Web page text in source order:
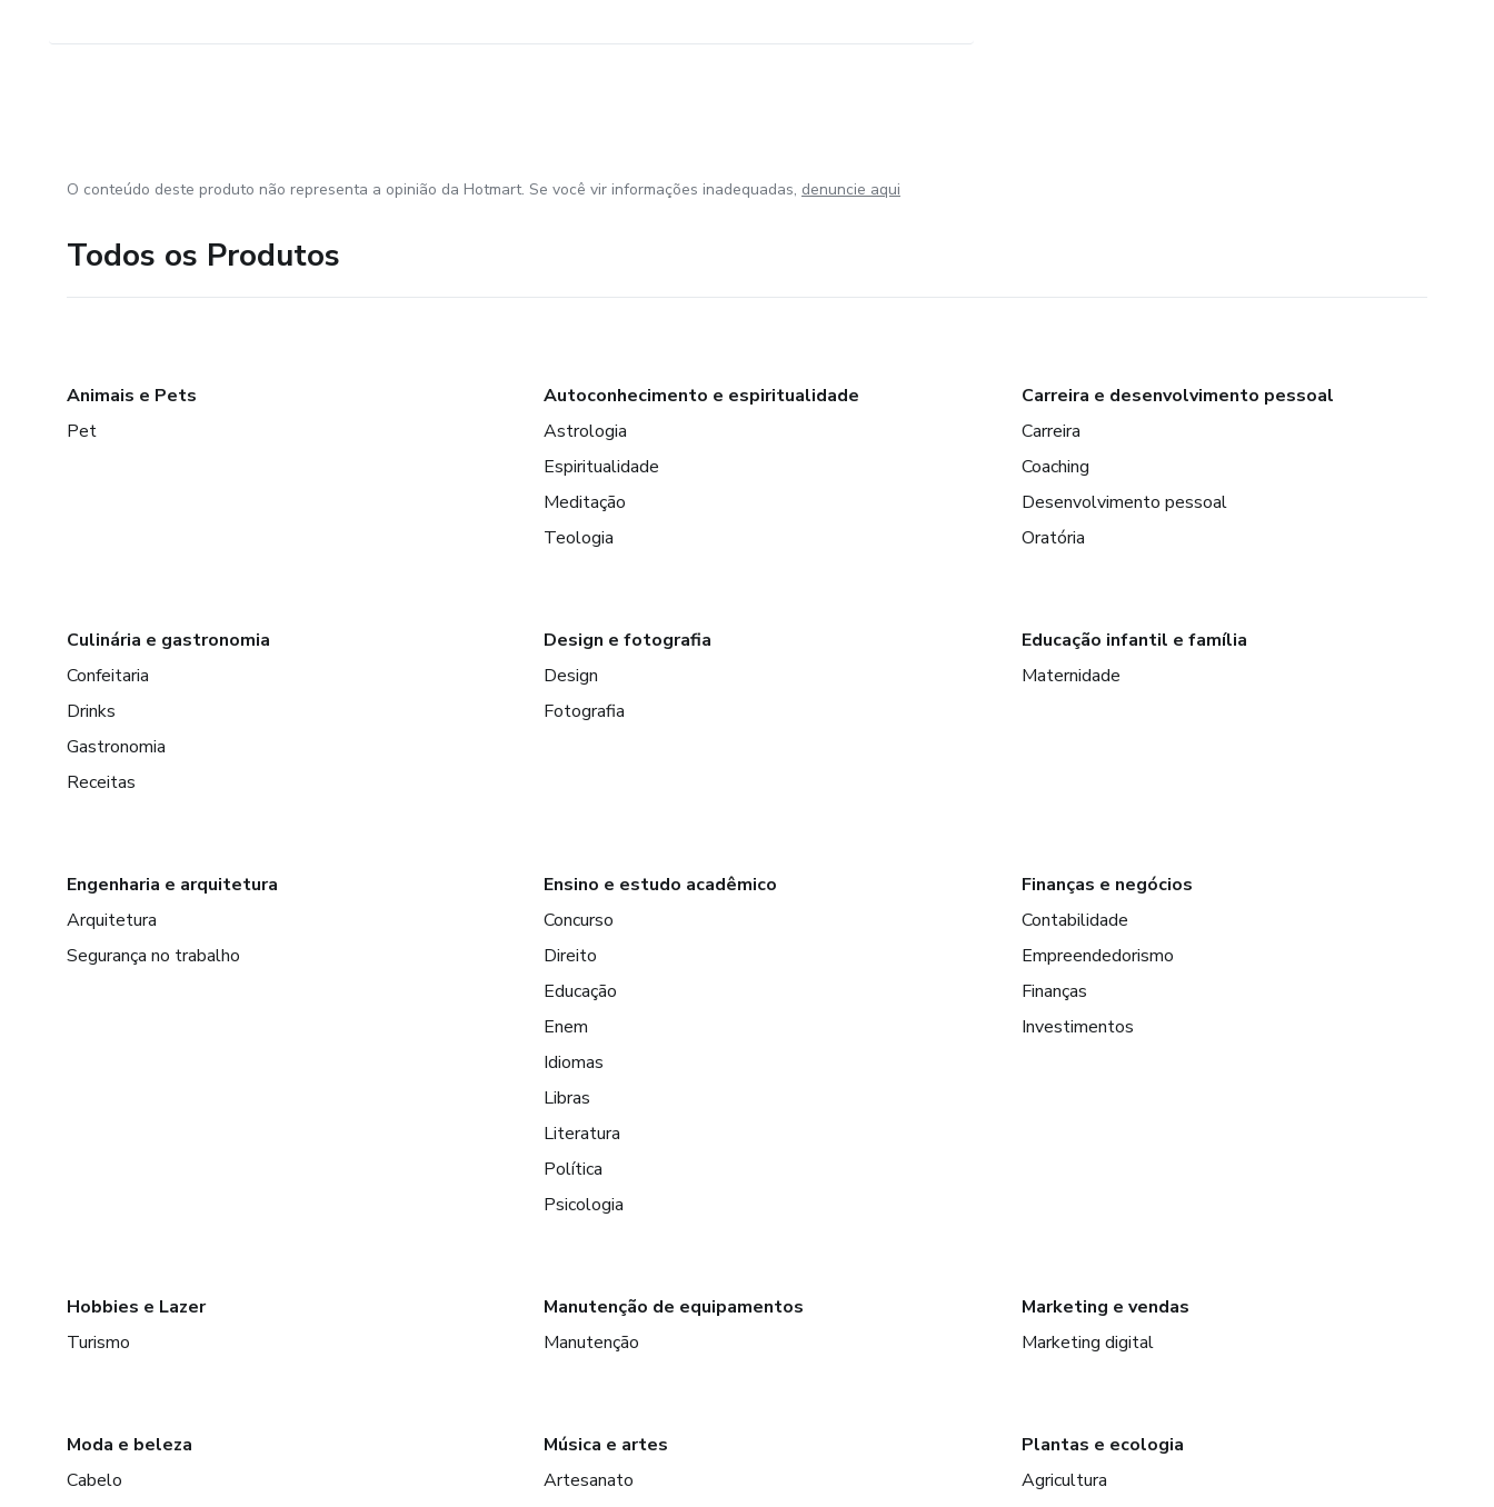
O conteúdo deste produto não representa a opinião da Hotmart. Se você vir informações inadequadas, denuncie aqui
Todos os Produtos
Animais e Pets
Pet
Autoconhecimento e espiritualidade
Astrologia
Espiritualidade
Meditação
Teologia
Carreira e desenvolvimento pessoal
Carreira
Coaching
Desenvolvimento pessoal
Oratória
Culinária e gastronomia
Confeitaria
Drinks
Gastronomia
Receitas
Design e fotografia
Design
Fotografia
Educação infantil e família
Maternidade
Engenharia e arquitetura
Arquitetura
Segurança no trabalho
Ensino e estudo acadêmico
Concurso
Direito
Educação
Enem
Idiomas
Libras
Literatura
Política
Psicologia
Finanças e negócios
Contabilidade
Empreendedorismo
Finanças
Investimentos
Hobbies e Lazer
Turismo
Manutenção de equipamentos
Manutenção
Marketing e vendas
Marketing digital
Moda e beleza
Cabelo
Música e artes
Artesanato
Plantas e ecologia
Agricultura